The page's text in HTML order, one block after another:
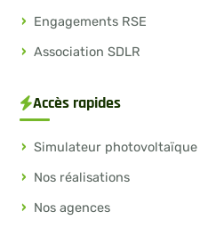
Engagements RSE
Association SDLR
Accès rapides
Simulateur photovoltaïque
Nos réalisations
Nos agences